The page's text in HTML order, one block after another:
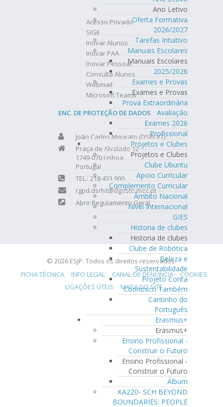
Ano Letivo
Oferta Formativa
2026/2027
Tarefas Intuitivo
Manuais Escolares
Manuais Escolares
2025/2026
Exames e Provas
Exames e Provas
Prova Extraordinária
Avaliação
Exames 2026
Profissional
Projetos e Clubes
Projetos e Clubes
Clube Ubuntu
Apoio Curricular
Complemento Curricular
Âmbito Nacional
Nível Internacional
GIES
Historia de clubes
Historia de clubes
Clube de Robótica
Beleza e
Sustentabilidade
Projeto Conta
Connosco Também
Cantinho do
Português
Erasmus+
Erasmus+
Ensino Profissional -
Construir o Futuro
Ensino Profissional -
Construir o Futuro
Álbum
KA220- SCH BEYOND
BOUNDARIES: PEOPLE
Acesso Privado
SIGE
Inovar Alunos
Inovar PAA
Inovar Pessoal
Consulta Alunos
Webmail
Microsoft Teams
ENC. DE PROTEÇÃO DE DADOS
João Carlos Mourato (DSRLVT)
Praça de Alvalade 12
1749-070 Lisboa
Portugal
TEL.: 218 433 900
rgpd.dsrlvt@dgeste.mec.pt
Abrir Regulamento Geral
© 2026 ESJP. Todos os direitos reservados.
FICHA TÉCNICA
INFO LEGAL CANAL DE DENÚNCIA
COOKIES
LIGAÇÕES ÚTEIS
MAPA DO SITE